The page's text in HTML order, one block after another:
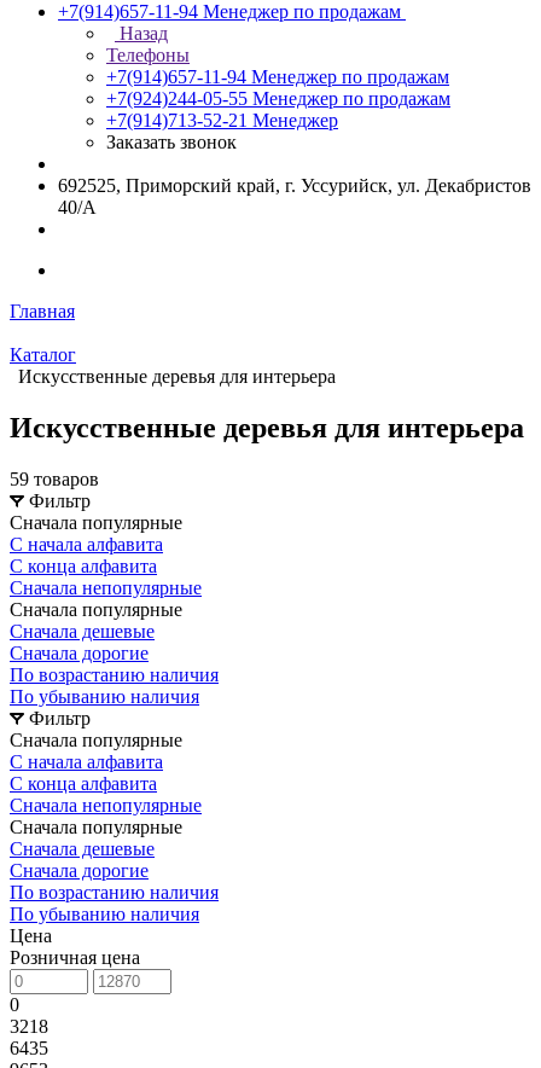
+7(914)657-11-94 Менеджер по продажам
Назад
Телефоны
+7(914)657-11-94 Менеджер по продажам
+7(924)244-05-55 Менеджер по продажам
+7(914)713-52-21 Менеджер
Заказать звонок
692525, Приморский край, г. Уссурийск, ул. Декабристов
40/А
Главная
Каталог
Искусственные деревья для интерьера
Искусственные деревья для интерьера
59 товаров
Фильтр
Сначала популярные
С начала алфавита
С конца алфавита
Сначала непопулярные
Сначала популярные
Сначала дешевые
Сначала дорогие
По возрастанию наличия
По убыванию наличия
Фильтр
Сначала популярные
С начала алфавита
С конца алфавита
Сначала непопулярные
Сначала популярные
Сначала дешевые
Сначала дорогие
По возрастанию наличия
По убыванию наличия
Цена
Розничная цена
0
3218
6435